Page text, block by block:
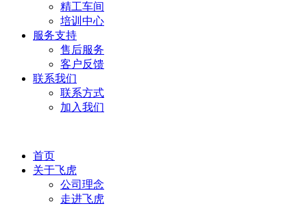
精工车间
培训中心
服务支持
售后服务
客户反馈
联系我们
联系方式
加入我们
首页
关于飞虎
公司理念
走进飞虎